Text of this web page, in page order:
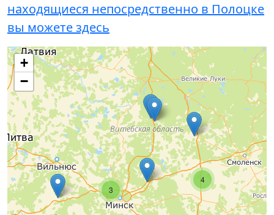
находящиеся непосредственно в Полоцке
вы можете здесь
3
4
+
−